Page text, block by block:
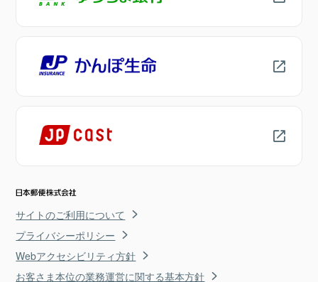
サイトのご利用について
プライバシーポリシー
Webアクセシビリティ方針
お客さま本位の業務運営に関する基本方針